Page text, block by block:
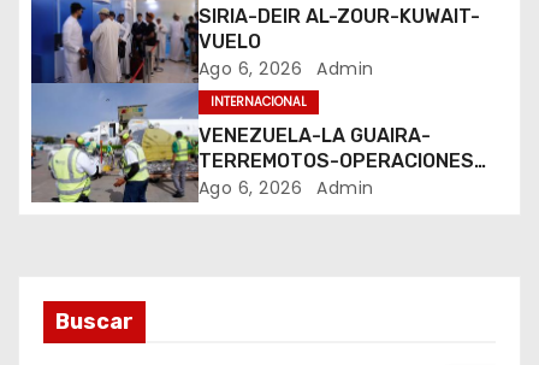
e
n
t
r
SIRIA-DEIR AL-ZOUR-KUWAIT-
VUELO
Ago 6, 2026 Admin
INTERNACIONAL
VENEZUELA-LA GUAIRA-
TERREMOTOS-OPERACIONES
AEREAS
Ago 6, 2026 Admin
Buscar